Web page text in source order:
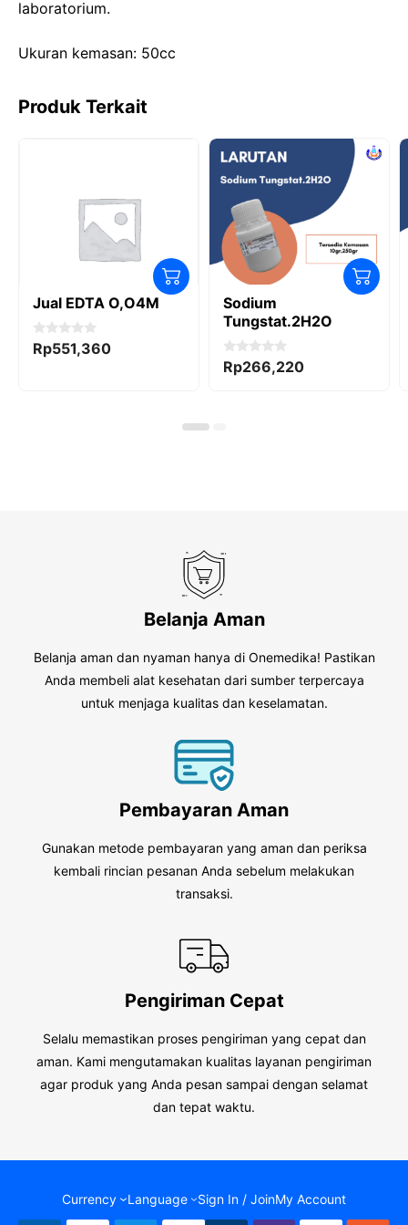
o
k
n
laboratorium.
Ukuran kemasan: 50cc
Produk Terkait
Jual EDTA O,O4M
0
o
Rp551,360
Sodium
Tungstat.2H2O
0
o
Rp266,220
Belanja Aman
Belanja aman dan nyaman hanya di Onemedika! Pastikan
Anda membeli alat kesehatan dari sumber terpercaya
untuk menjaga kualitas dan keselamatan.
Pembayaran Aman
Gunakan metode pembayaran yang aman dan periksa
kembali rincian pesanan Anda sebelum melakukan
transaksi.
Pengiriman Cepat
Selalu memastikan proses pengiriman yang cepat dan
aman. Kami mengutamakan kualitas layanan pengiriman
agar produk yang Anda pesan sampai dengan selamat
dan tepat waktu.
Currency Language Sign In / JoinMy Account